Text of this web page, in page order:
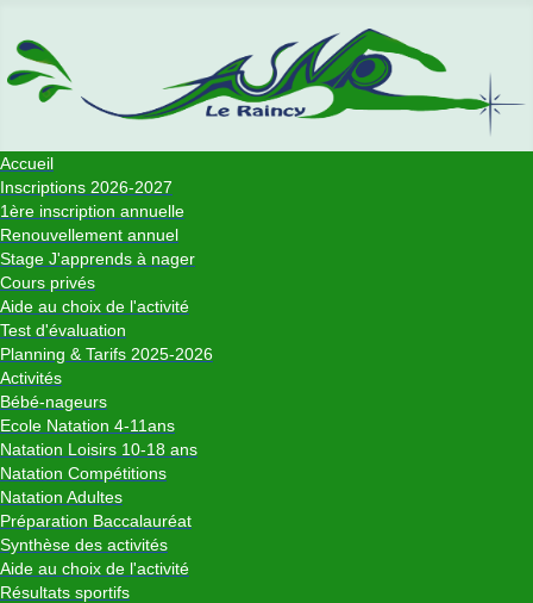
Accueil
Inscriptions 2026-2027
1ère inscription annuelle
Renouvellement annuel
Stage J'apprends à nager
Cours privés
Aide au choix de l'activité
Test d'évaluation
Planning & Tarifs 2025-2026
Activités
Bébé-nageurs
Ecole Natation 4-11ans
Natation Loisirs 10-18 ans
Natation Compétitions
Natation Adultes
Préparation Baccalauréat
Synthèse des activités
Aide au choix de l'activité
Résultats sportifs